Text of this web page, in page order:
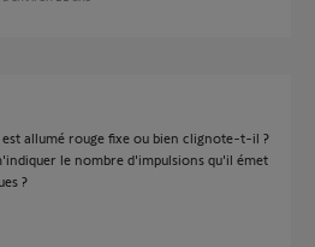
est allumé rouge fixe ou bien clignote-t-il ?
le nombre d'impulsions qu'il émet
?